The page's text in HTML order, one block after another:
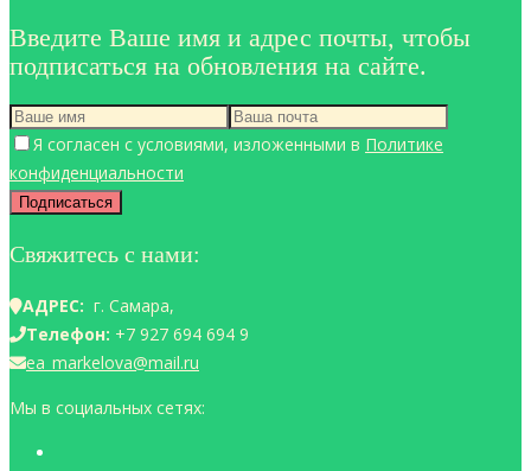
Введите Ваше имя и адрес почты, чтобы
подписаться на обновления на сайте.
Я согласен с условиями, изложенными в Политике
конфиденциальности
Свяжитесь с нами:
АДРЕС: г. Самара,
Телефон: +7 927 694 694 9
ea_markelova@mail.ru
Мы в социальных сетях: